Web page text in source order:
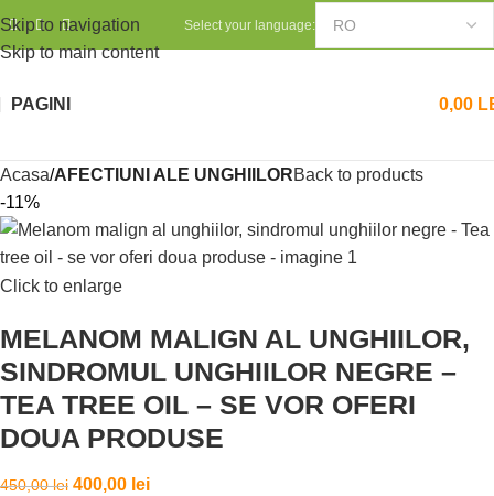
Skip to navigation
Skip to main content
Select your language:
PAGINI 0,00
Acasa AFECTIUNI ALE UNGHIILORBack to products
-11%
Click to enlarge
MELANOM MALIGN AL UNGHIILOR,
SINDROMUL UNGHIILOR NEGRE –
TEA TREE OIL – SE VOR OFERI
DOUA PRODUSE
450,00lei 400,00 lei